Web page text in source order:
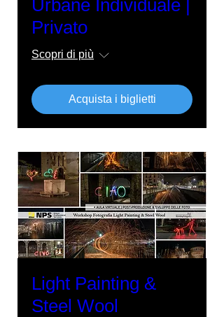
Urbane Individuale |
Privato
Scopri di più
Acquista i biglietti
Light Painting &
Steel Wool